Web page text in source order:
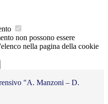
non possono essere
nella pagina della cookie
"A. Manzoni – D.